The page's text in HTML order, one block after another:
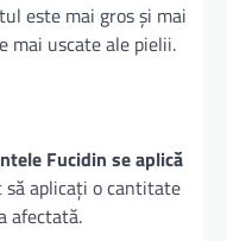
este mai gros și mai
mai uscate ale pielii.
Fucidin se aplică
să aplicați o cantitate
afectată.